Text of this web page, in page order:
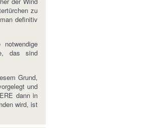
zu
definitiv
das sind
Grund,
und
dann in
wird, ist